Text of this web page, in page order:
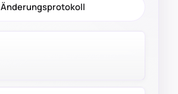
Änderungsprotokoll